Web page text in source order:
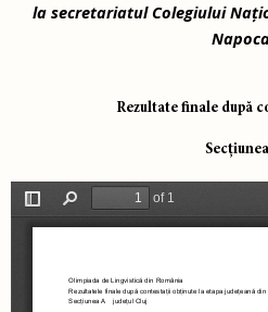
la secretariatul Colegiului
Rezultate finale după